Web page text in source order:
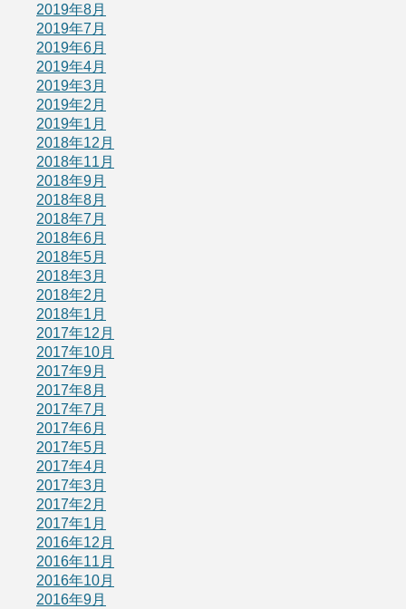
2019年8月
2019年7月
2019年6月
2019年4月
2019年3月
2019年2月
2019年1月
2018年12月
2018年11月
2018年9月
2018年8月
2018年7月
2018年6月
2018年5月
2018年3月
2018年2月
2018年1月
2017年12月
2017年10月
2017年9月
2017年8月
2017年7月
2017年6月
2017年5月
2017年4月
2017年3月
2017年2月
2017年1月
2016年12月
2016年11月
2016年10月
2016年9月